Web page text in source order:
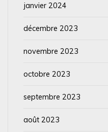
janvier 2024
décembre 2023
novembre 2023
octobre 2023
septembre 2023
août 2023